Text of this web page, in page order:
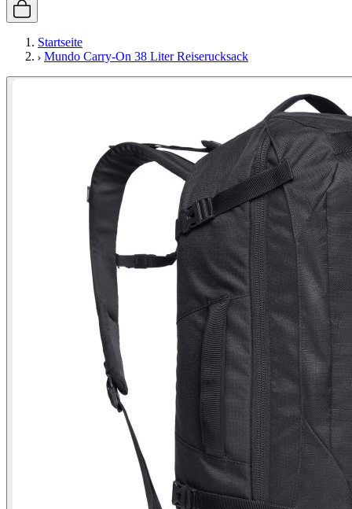
Startseite
Mundo Carry-On 38 Liter Reiserucksack